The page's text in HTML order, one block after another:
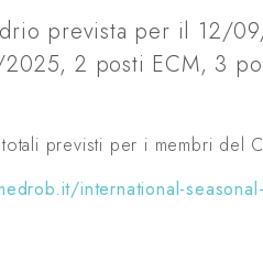
prevista per il 12/
2 posti ECM, 3
previsti per i membri del
international-